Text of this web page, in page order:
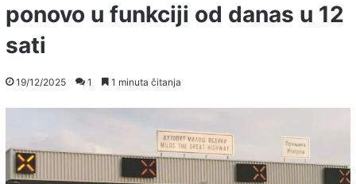
ponovo u funkciji od danas u 12
sati
19/12/2025 1 1 minuta čitanja